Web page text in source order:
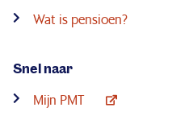
Wat is pensioen?
Snel naar
Mijn PMT